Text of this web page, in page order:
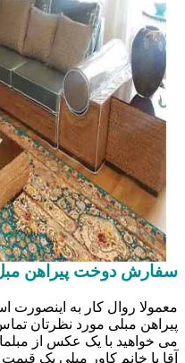
سفارش دوخت پیراهن
معمولا روال کار به اینصورت
پیراهن مبلی مورد نظرتان
می خواهید با یک عکس از
آقا یا خانم کاور مبلی یک